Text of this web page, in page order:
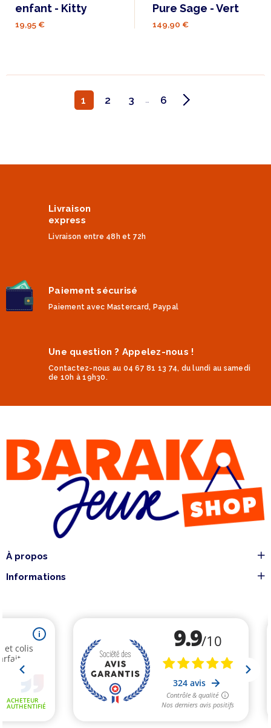
enfant - Kitty
19,95 €
Pure Sage - Vert
149,90 €
1 2 3 … 6
Livraison
express
Livraison entre 48h et 72h
Paiement sécurisé
Paiement avec Mastercard, Paypal
Une question ? Appelez-nous !
Contactez-nous au 04 67 81 13 74, du lundi au samedi
de 10h à 19h30.
À propos
Informations